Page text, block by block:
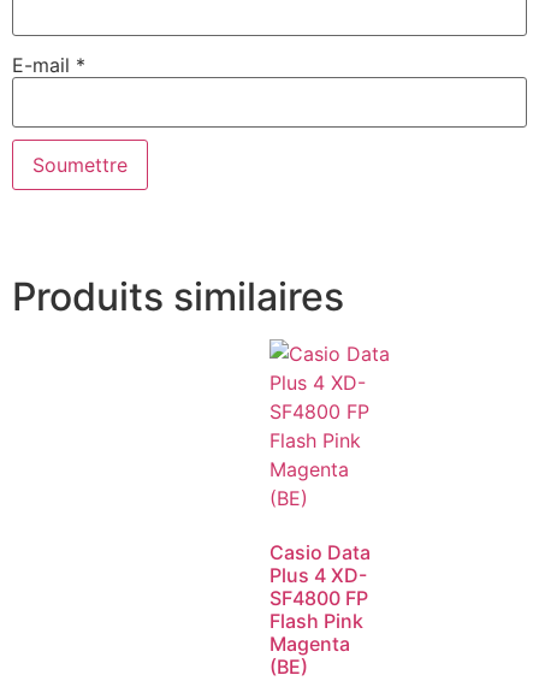
E-mail *
Produits similaires
Casio Data
Plus 4 XD-
SF4800 FP
Flash Pink
Magenta
(BE)